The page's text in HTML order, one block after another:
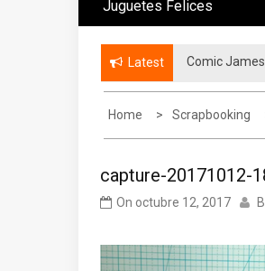
Juguetes Felices
Latest Comic James
Home Scrapbooking
capture-20171012-
On octubre 12, 2017